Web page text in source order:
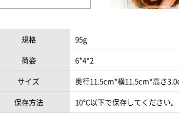
規格
95g
荷姿
6*4*2
サイズ
奥行11.5cm*横11.5cm*高さ
保存方法
10℃以下で保存してください。